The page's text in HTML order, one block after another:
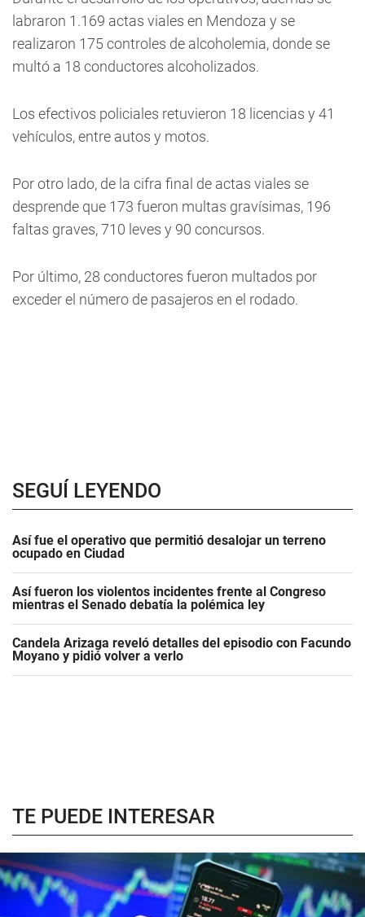
labraron 1.169 actas viales en Mendoza y se
realizaron 175 controles de alcoholemia, donde se
multó a 18 conductores alcoholizados.
Los efectivos policiales retuvieron 18 licencias y 41
vehículos, entre autos y motos.
Por otro lado, de la cifra final de actas viales se
desprende que 173 fueron multas gravísimas, 196
faltas graves, 710 leves y 90 concursos.
Por último, 28 conductores fueron multados por
exceder el número de pasajeros en el rodado.
SEGUÍ LEYENDO
Así fue el operativo que permitió desalojar un terreno
ocupado en Ciudad
Así fueron los violentos incidentes frente al Congreso
mientras el Senado debatía la polémica ley
Candela Arizaga reveló detalles del episodio con Facundo
Moyano y pidió volver a verlo
TE PUEDE INTERESAR